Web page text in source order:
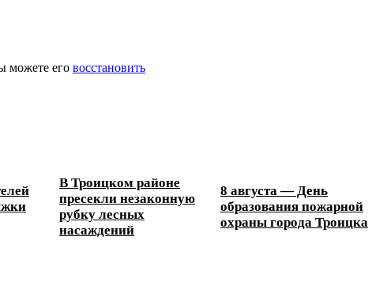
можете его восстановить
В Троицком районе
пресекли незаконную
рубку лесных
насаждений
8 августа — День
образования пожарной
охраны города Троицка